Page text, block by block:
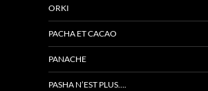
ORKI
PACHA ET CACAO
PANACHE
PASHA N’EST PLUS….